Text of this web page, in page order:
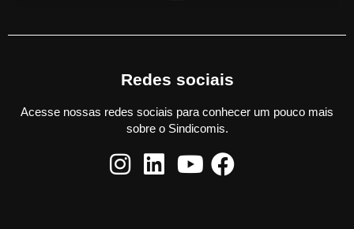
Redes sociais
Acesse nossas redes sociais para conhecer um pouco mais
sobre o Sindicomis.